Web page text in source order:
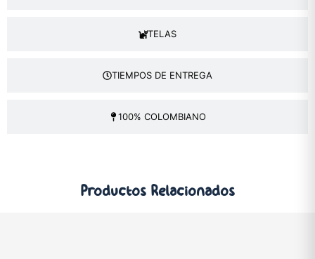
TELAS
TIEMPOS DE ENTREGA
100% COLOMBIANO
Productos Relacionados